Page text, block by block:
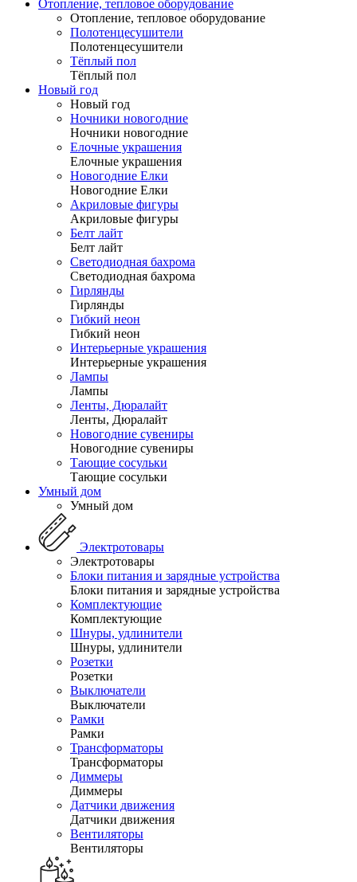
Отопление, тепловое оборудование
Отопление, тепловое оборудование
Полотенцесушители
Полотенцесушители
Тёплый пол
Тёплый пол
Новый год
Новый год
Ночники новогодние
Ночники новогодние
Елочные украшения
Елочные украшения
Новогодние Елки
Новогодние Елки
Акриловые фигуры
Акриловые фигуры
Белт лайт
Белт лайт
Светодиодная бахрома
Светодиодная бахрома
Гирлянды
Гирлянды
Гибкий неон
Гибкий неон
Интерьерные украшения
Интерьерные украшения
Лампы
Лампы
Ленты, Дюралайт
Ленты, Дюралайт
Новогодние сувениры
Новогодние сувениры
Тающие сосульки
Тающие сосульки
Умный дом
Умный дом
Электротовары
Электротовары
Блоки питания и зарядные устройства
Блоки питания и зарядные устройства
Комплектующие
Комплектующие
Шнуры, удлинители
Шнуры, удлинители
Розетки
Розетки
Выключатели
Выключатели
Рамки
Рамки
Трансформаторы
Трансформаторы
Диммеры
Диммеры
Датчики движения
Датчики движения
Вентиляторы
Вентиляторы